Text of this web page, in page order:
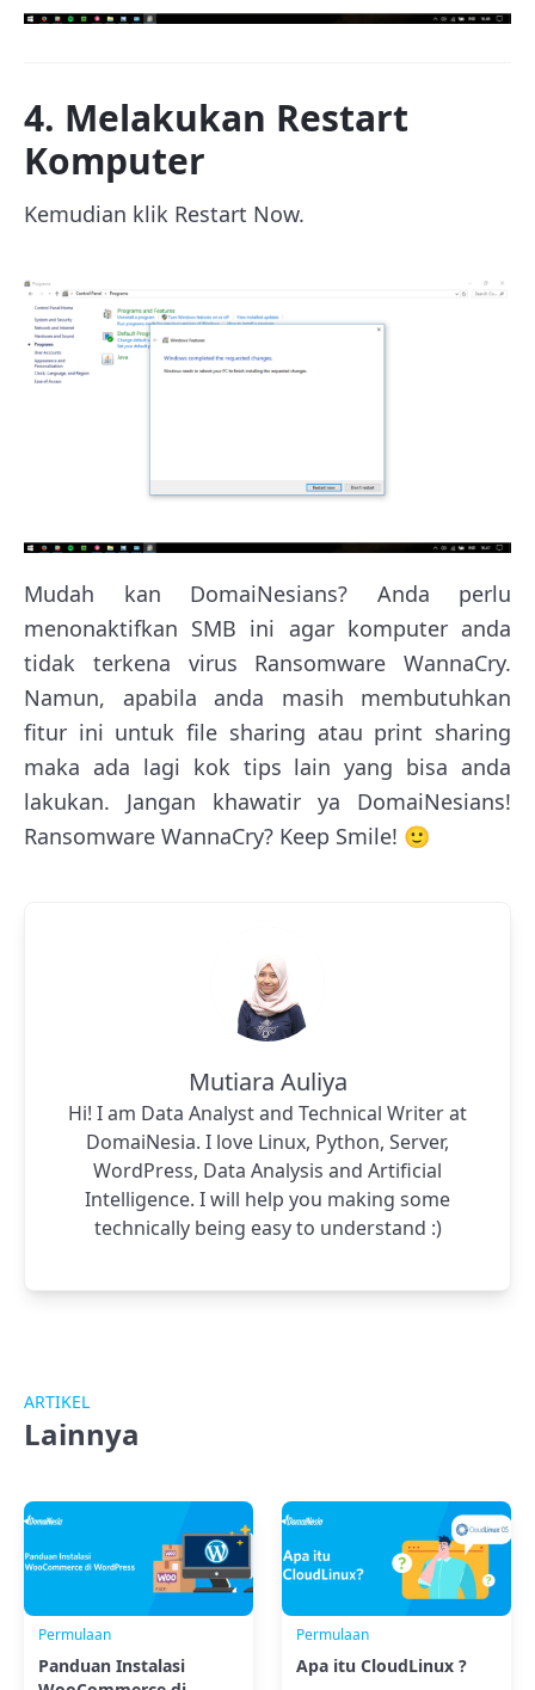
4. Melakukan Restart
Komputer
Kemudian klik Restart Now.
Mudah kan DomaiNesians? Anda perlu
menonaktifkan SMB ini agar komputer anda
tidak terkena virus Ransomware WannaCry.
Namun, apabila anda masih membutuhkan
fitur ini untuk file sharing atau print sharing
maka ada lagi kok tips lain yang bisa anda
lakukan. Jangan khawatir ya DomaiNesians!
Ransomware WannaCry? Keep Smile! 🙂
Mutiara Auliya
Hi! I am Data Analyst and Technical Writer at
DomaiNesia. I love Linux, Python, Server,
WordPress, Data Analysis and Artificial
Intelligence. I will help you making some
technically being easy to understand :)
ARTIKEL
Lainnya
Permulaan
Panduan Instalasi
Permulaan
Apa itu CloudLinux ?